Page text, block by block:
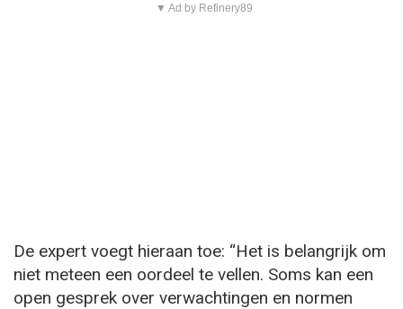
▼ Ad by Refinery89
De expert voegt hieraan toe: “Het is belangrijk om
niet meteen een oordeel te vellen. Soms kan een
open gesprek over verwachtingen en normen